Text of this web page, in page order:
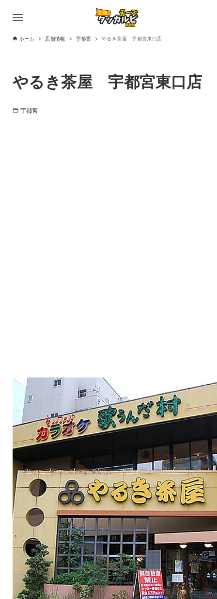
ホーム 店舗情報 宇都宮 やるき茶屋 宇都宮東口店
やるき茶屋 宇都宮東口店
宇都宮